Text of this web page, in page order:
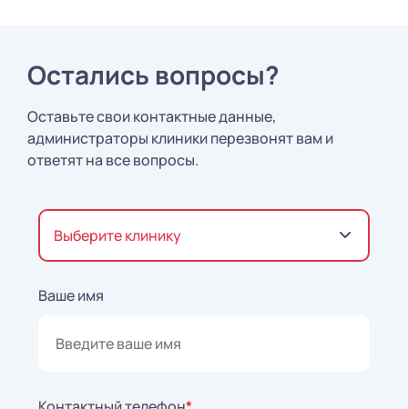
Остались вопросы?
Оставьте свои контактные данные,
администраторы клиники перезвонят вам и
ответят на все вопросы.
Выберите клинику
Ваше имя